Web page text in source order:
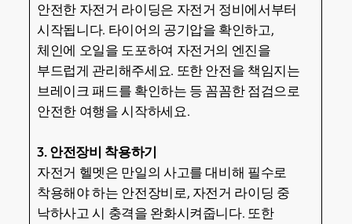
안전한 자전거 라이딩은 자전거 정비에서부터
시작됩니다. 타이어의 공기압을 확인하고,
체인에 오일을 도포하여 자전거의 엔진을
부드럽게 관리해주세요. 또한 안전을 책임지는
브레이크 패드를 확인하는 등 꼼꼼한 점검으로
안전한 여행을 시작하세요.
3. 안전장비 착용하기
자전거 헬멧은 만일의 사고를 대비해 필수로
착용해야 하는 안전장비로, 자전거 라이딩 중
낙하사고 시 충격을 완화시켜줍니다. 또한